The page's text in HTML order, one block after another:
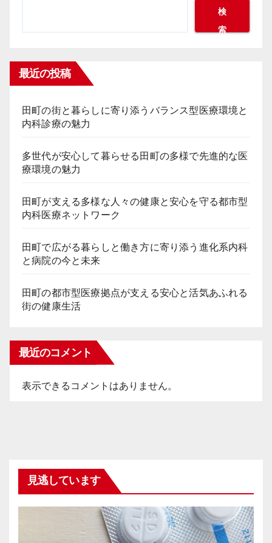
検
索
最近の投稿
田町の街と暮らしに寄り添うバランス型医療環境と
内科診療の魅力
多世代が安心して暮らせる田町の多様で先進的な医
療環境の魅力
田町が支える多様な人々の健康と安心を守る都市型
内科医療ネットワーク
田町で広がる暮らしと働き方に寄り添う進化系内科
と病院の今と未来
田町の都市型医療拠点が支える安心と活気あふれる
街の健康生活
最近のコメント
表示できるコメントはありません。
見逃しています